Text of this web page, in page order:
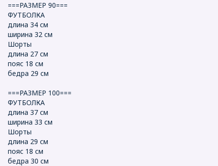
===РАЗМЕР 90===
ФУТБОЛКА
длина 34 см
ширина 32 см
Шорты
длина 27 см
пояс 18 см
бедра 29 см
===РАЗМЕР 100===
ФУТБОЛКА
длина 37 см
ширина 33 см
Шорты
длина 29 см
пояс 18 см
бедра 30 см